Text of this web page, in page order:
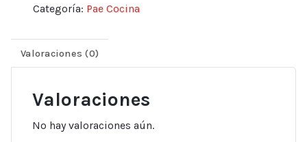
Categoría: Pae Cocina
Valoraciones (0)
Valoraciones
No hay valoraciones aún.